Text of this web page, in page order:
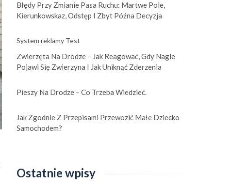
Błędy Przy Zmianie Pasa Ruchu: Martwe Pole,
Kierunkowskaz, Odstęp I Zbyt Późna Decyzja
System reklamy Test
Zwierzęta Na Drodze – Jak Reagować, Gdy Nagle
Pojawi Się Zwierzyna I Jak Uniknąć Zderzenia
Pieszy Na Drodze – Co Trzeba Wiedzieć.
Jak Zgodnie Z Przepisami Przewozić Małe Dziecko
Samochodem?
Ostatnie wpisy